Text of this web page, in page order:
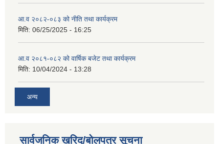
आ.व २०८२-०८३ को नीति तथा कार्यक्रम
मिति: 06/25/2025 - 16:25
आ.व २०८१-०८२ को वार्षिक बजेट तथा कार्यक्रम
मिति: 10/04/2024 - 13:28
अन्य
सार्वजनिक खरिद/बोलपत्र सूचना